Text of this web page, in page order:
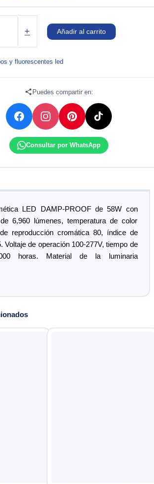
+ Añadir al carrito
y fluorescentes led
Puedes compartir en:
Consultar por WhatsApp
LED DAMP-PROOF de 58W con
6,960 lúmenes, temperatura de color
reproducción cromática 80, índice de
Voltaje de operación 100-277V, tiempo de
horas. Material de la luminaria